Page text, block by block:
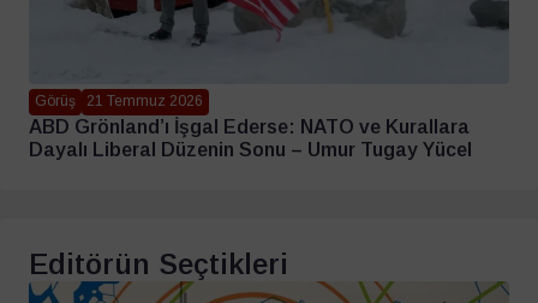
Görüş 21 Temmuz 2026
ABD Grönland’ı İşgal Ederse: NATO ve Kurallara
Dayalı Liberal Düzenin Sonu – Umur Tugay Yücel
Editörün Seçtikleri